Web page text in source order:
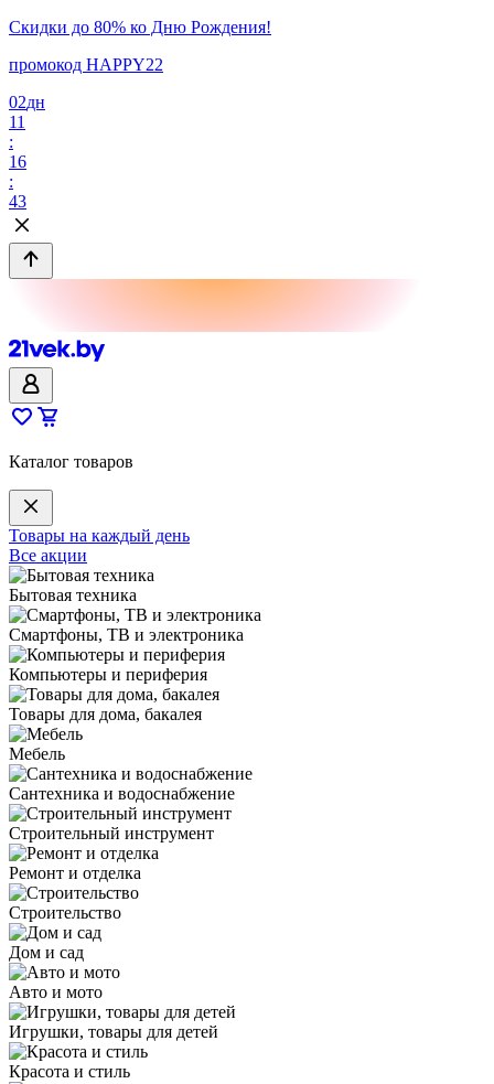
Скидки до 80% ко Дню Рождения!
промокод HAPPY22
02дн
11
:
16
:
43
Каталог товаров
Товары на каждый день
Все акции
Бытовая техника
Смартфоны, ТВ и электроника
Компьютеры и периферия
Товары для дома, бакалея
Мебель
Сантехника и водоснабжение
Строительный инструмент
Ремонт и отделка
Строительство
Дом и сад
Авто и мото
Игрушки, товары для детей
Красота и стиль